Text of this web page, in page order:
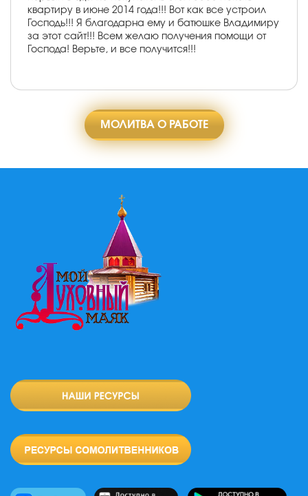
квартиру в июне 2014 года!!! Вот как все устроил
Господь!!! Я благодарна ему и батюшке Владимиру
за этот сайт!!! Всем желаю получения помощи от
Господа! Верьте, и все получится!!!
МОЛИТВА О РАБОТЕ